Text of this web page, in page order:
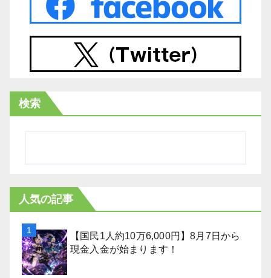
検索
人気の記事
【国民1人約10万6,000円】8月7日から
現金入金が始まります！